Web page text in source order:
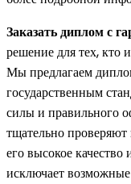
Заказать диплом с
решение для тех, кто
Мы предлагаем
государственным
силы и правильного
тщательно
его высокое качество
исключает